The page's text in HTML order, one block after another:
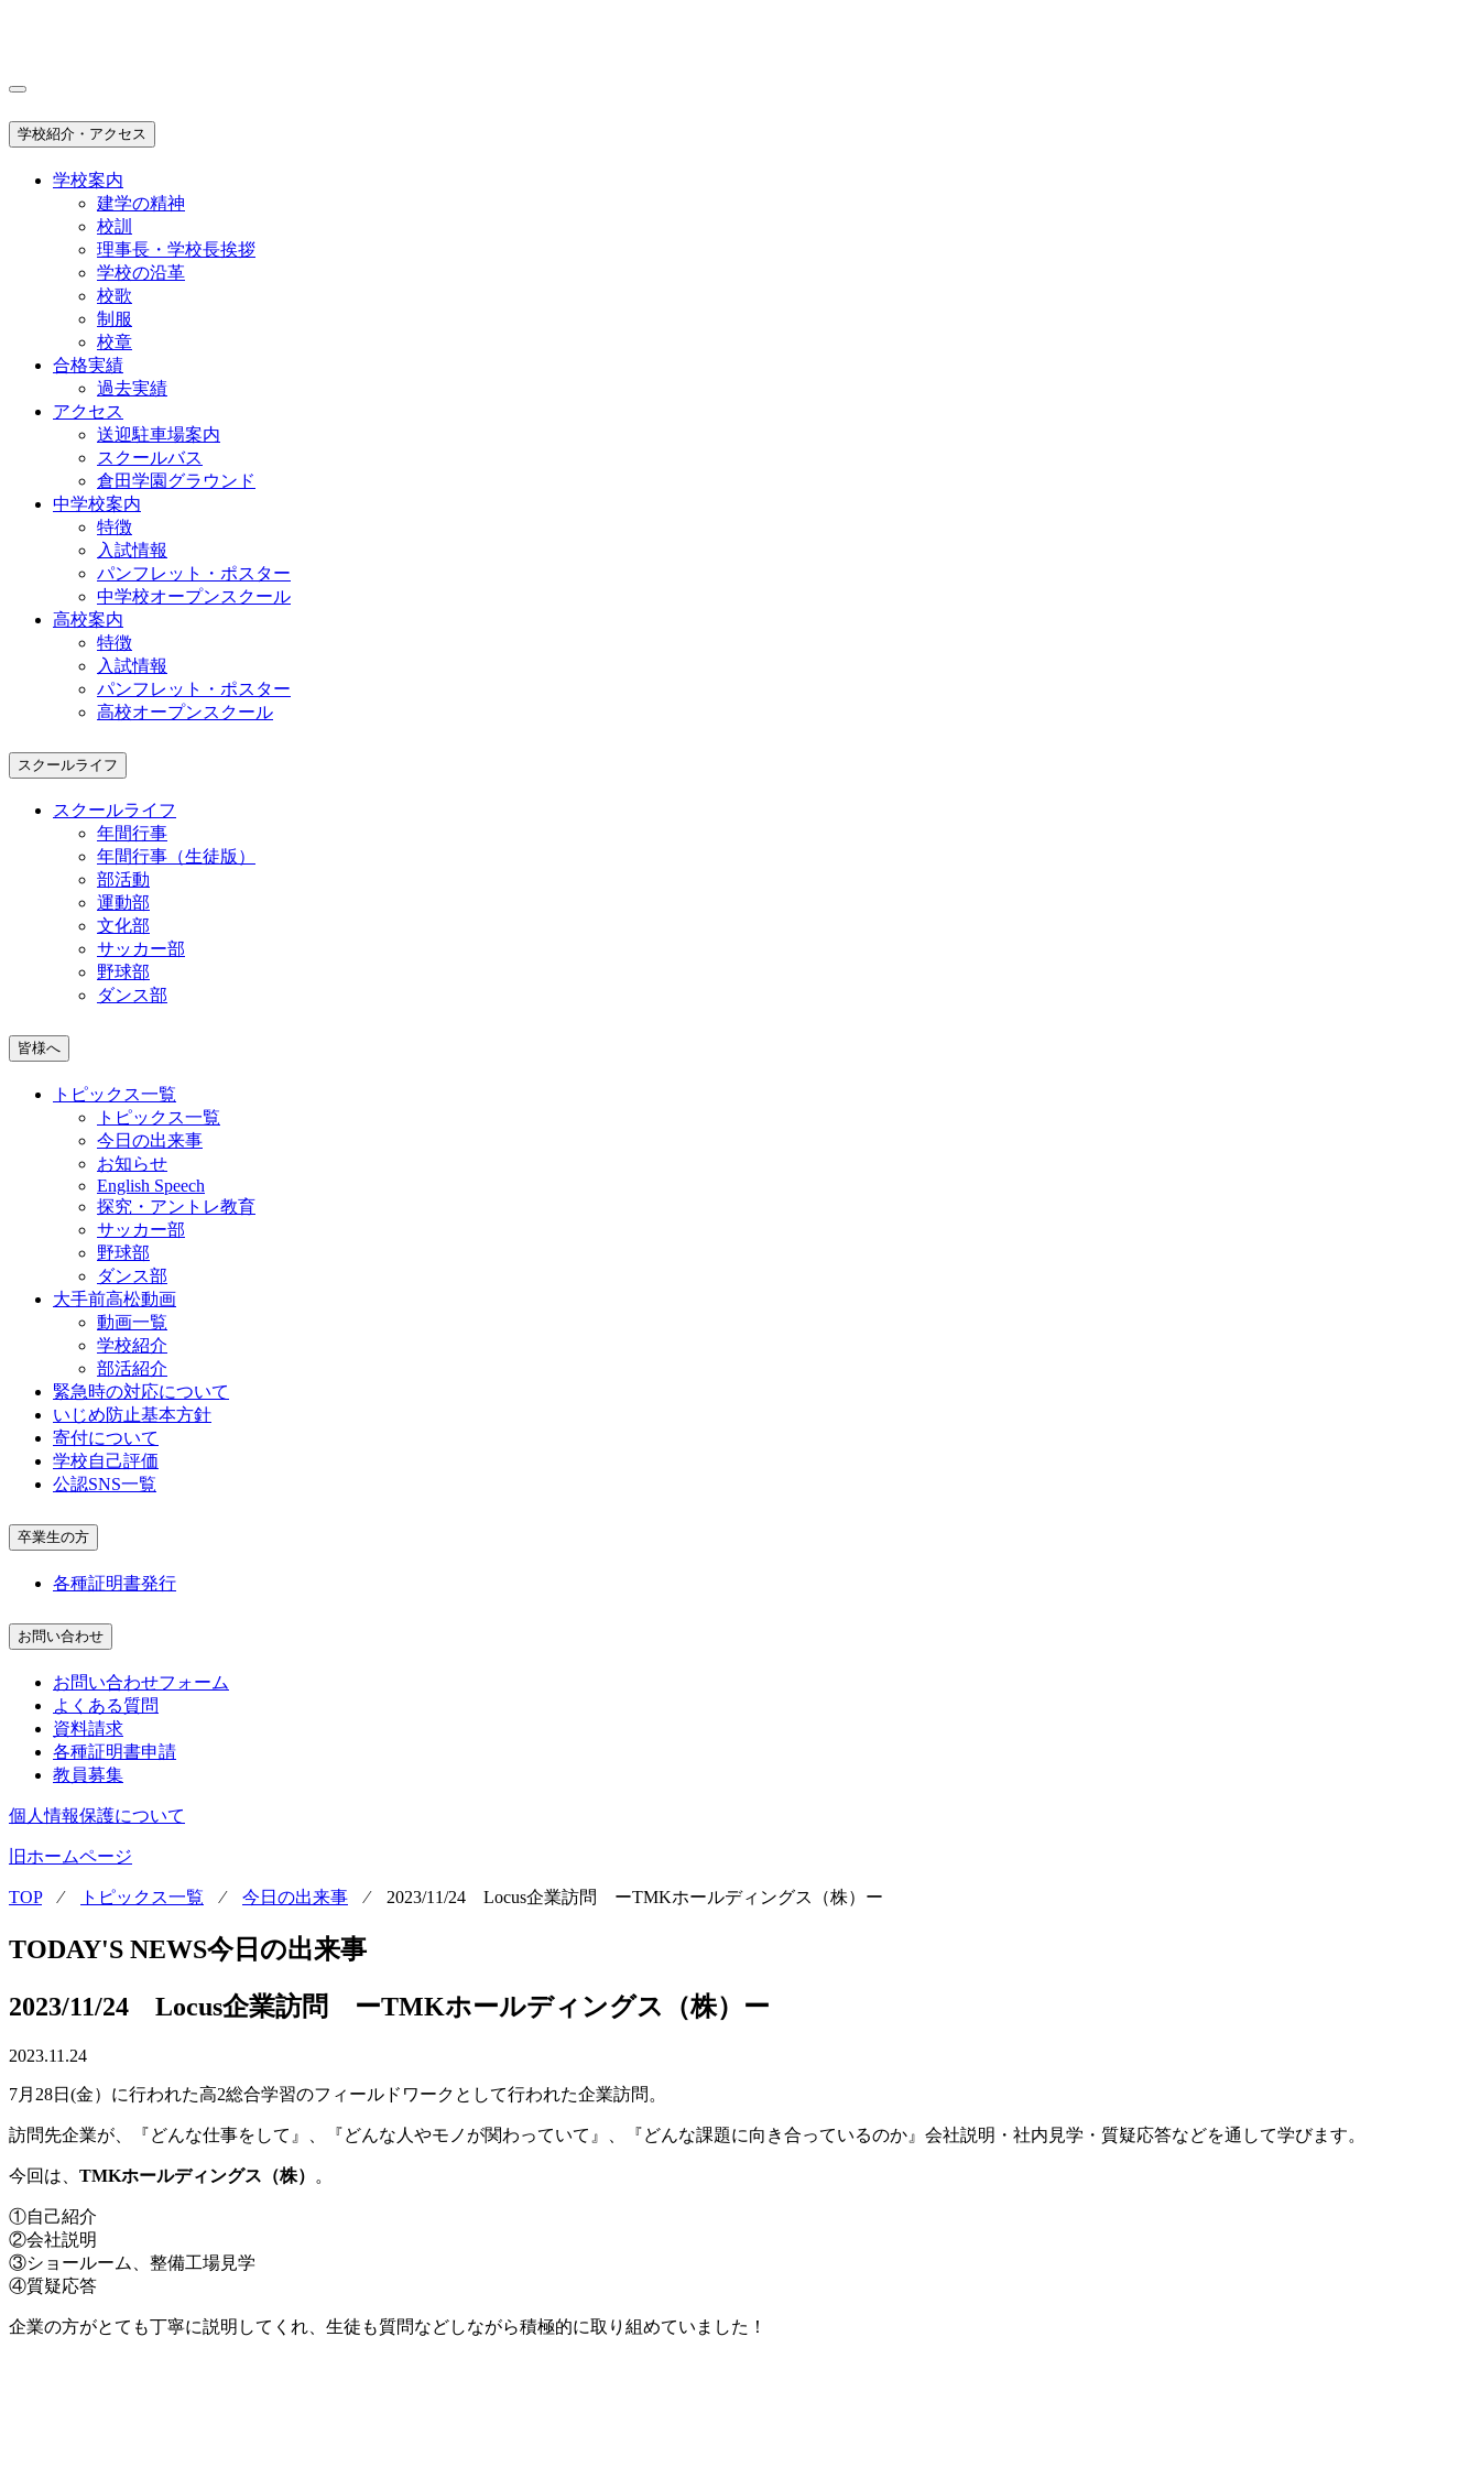
学校紹介・アクセス
学校案内
建学の精神
校訓
理事長・学校長挨拶
学校の沿革
校歌
制服
校章
合格実績
過去実績
アクセス
送迎駐車場案内
スクールバス
倉田学園グラウンド
中学校案内
特徴
入試情報
パンフレット・ポスター
中学校オープンスクール
高校案内
特徴
入試情報
パンフレット・ポスター
高校オープンスクール
スクールライフ
スクールライフ
年間行事
年間行事（生徒版）
部活動
運動部
文化部
サッカー部
野球部
ダンス部
皆様へ
トピックス一覧
トピックス一覧
今日の出来事
お知らせ
English Speech
探究・アントレ教育
サッカー部
野球部
ダンス部
大手前高松動画
動画一覧
学校紹介
部活紹介
緊急時の対応について
いじめ防止基本方針
寄付について
学校自己評価
公認SNS一覧
卒業生の方
各種証明書発行
お問い合わせ
お問い合わせフォーム
よくある質問
資料請求
各種証明書申請
教員募集
個人情報保護について
旧ホームページ
TOP⁄ トピックス一覧 ⁄ 今日の出来事 ⁄ 2023/11/24 Locus企業訪問 ーTMKホールディングス（株）ー
TODAY'S NEWS今日の出来事
2023/11/24 Locus企業訪問 ーTMKホールディングス（株）ー
2023.11.24
7月28日(金）に行われた高2総合学習のフィールドワークとして行われた企業訪問。
訪問先企業が、『どんな仕事をして』、『どんな人やモノが関わっていて』、『どんな課題に向き合っているのか』会社説明・社内見学・質疑応答などを通して学びます。
今回は、 TMKホールディングス（株） 。
①自己紹介
②会社説明
③ショールーム、整備工場見学
④質疑応答
企業の方がとても丁寧に説明してくれ、生徒も質問などしながら積極的に取り組めていました！